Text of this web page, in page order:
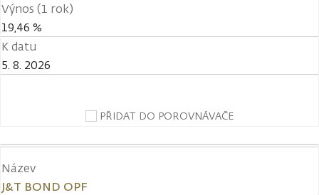
Výnos (1 rok)
19,46 %
K datu
5. 8. 2026
PŘIDAT DO POROVNÁVAČE
Název
J&T BOND OPF